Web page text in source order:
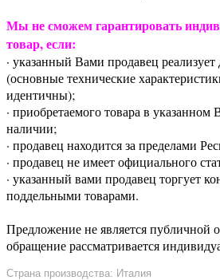
Мы не сможем гарантировать
товар, если:
· указанный Вами продавец
(основные технические
идентичны);
· приобретаемого товара в
наличии;
· продавец находится за пределами
· продавец не имеет официального
· указанный вами продавец торгует
поддельными товарами.
Предложение не является публичной
обращение рассматривается
Страна производства: Италия